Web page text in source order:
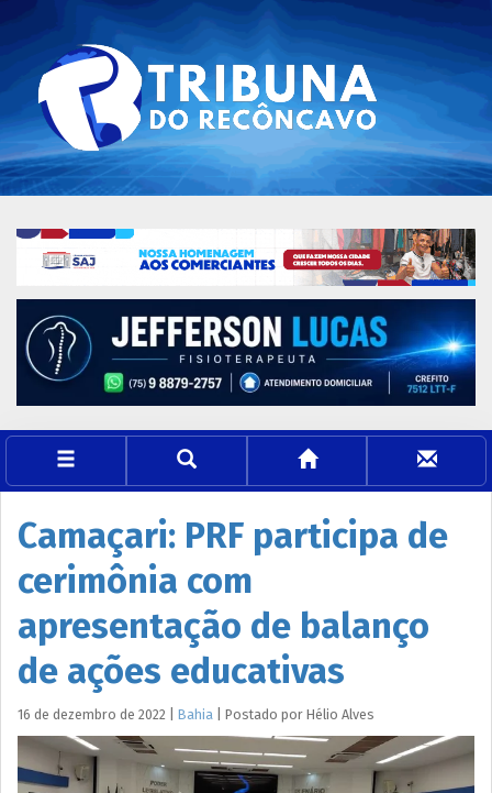
Camaçari: PRF participa de
cerimônia com
apresentação de balanço
de ações educativas
16 de dezembro de 2022 Bahia Postado por Hélio Alves